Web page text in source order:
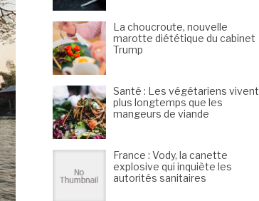
La choucroute, nouvelle
marotte diététique du cabinet
Trump
Santé : Les végétariens vivent
plus longtemps que les
mangeurs de viande
France : Vody, la canette
explosive qui inquiète les
autorités sanitaires